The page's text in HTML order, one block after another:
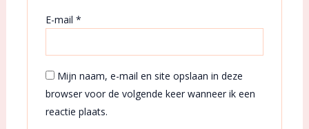
E-mail*
Mijn naam, e-mail en site opslaan in deze
browser voor de volgende keer wanneer ik een
reactie plaats.